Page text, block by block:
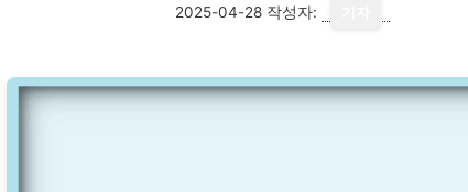
2025-04-28 작성자: